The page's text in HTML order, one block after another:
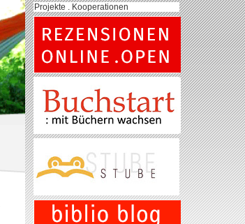
Projekte . Kooperationen